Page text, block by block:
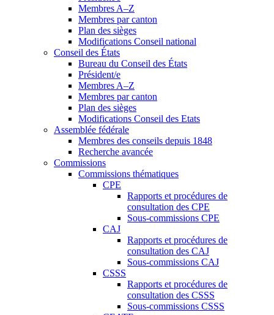
Membres A–Z
Membres par canton
Plan des sièges
Modifications Conseil national
Conseil des États
Bureau du Conseil des États
Président/e
Membres A–Z
Membres par canton
Plan des sièges
Modifications Conseil des Etats
Assemblée fédérale
Membres des conseils depuis 1848
Recherche avancée
Commissions
Commissions thématiques
CPE
Rapports et procédures de
consultation des CPE
Sous-commissions CPE
CAJ
Rapports et procédures de
consultation des CAJ
Sous-commissions CAJ
CSSS
Rapports et procédures de
consultation des CSSS
Sous-commissions CSSS